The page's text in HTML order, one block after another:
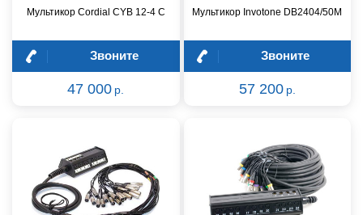
Мультикор Cordial CYB 12-4 C
Звоните
47 000 р.
Мультикор Invotone DB2404/50M
Звоните
57 200 р.